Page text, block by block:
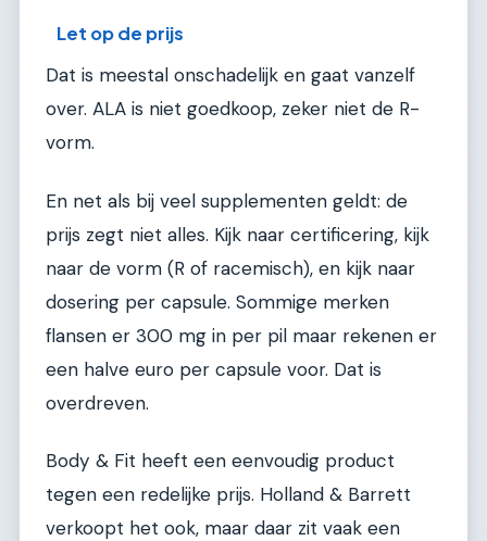
Let op de prijs
Dat is meestal onschadelijk en gaat vanzelf
over. ALA is niet goedkoop, zeker niet de R-
vorm.
En net als bij veel supplementen geldt: de
prijs zegt niet alles. Kijk naar certificering, kijk
naar de vorm (R of racemisch), en kijk naar
dosering per capsule. Sommige merken
flansen er 300 mg in per pil maar rekenen er
een halve euro per capsule voor. Dat is
overdreven.
Body & Fit heeft een eenvoudig product
tegen een redelijke prijs. Holland & Barrett
verkoopt het ook, maar daar zit vaak een